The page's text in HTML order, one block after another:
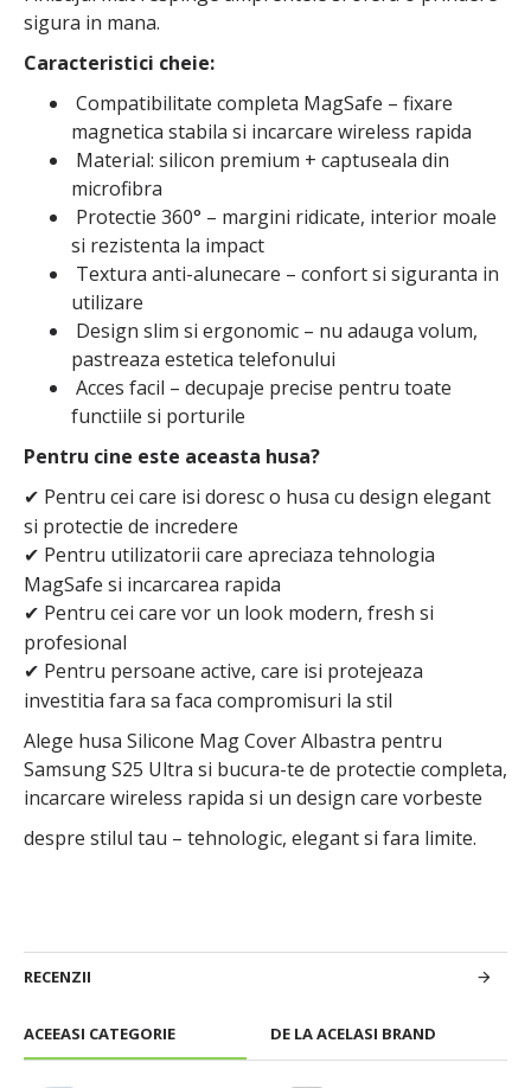
ACEEASI CATEGORIE DE LA ACELASI BRAND
sigura in mana.
Caracteristici cheie:
Compatibilitate completa MagSafe – fixare
magnetica stabila si incarcare wireless rapida
Material: silicon premium + captuseala din
microfibra
Protectie 360° – margini ridicate, interior moale
si rezistenta la impact
Textura anti-alunecare – confort si siguranta in
utilizare
Design slim si ergonomic – nu adauga volum,
pastreaza estetica telefonului
Acces facil – decupaje precise pentru toate
functiile si porturile
Pentru cine este aceasta husa?
✔ Pentru cei care isi doresc o husa cu design elegant
si protectie de incredere
✔ Pentru utilizatorii care apreciaza tehnologia
MagSafe si incarcarea rapida
✔ Pentru cei care vor un look modern, fresh si
profesional
✔ Pentru persoane active, care isi protejeaza
investitia fara sa faca compromisuri la stil
Alege husa Silicone Mag Cover Albastra pentru
Samsung S25 Ultra si bucura-te de protectie completa,
incarcare wireless rapida si un design care vorbeste
despre stilul tau – tehnologic, elegant si fara limite.
RECENZII